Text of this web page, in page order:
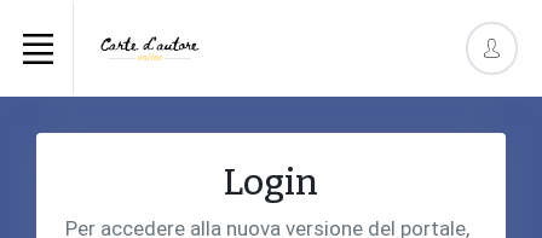
Login
Per accedere alla nuova versione del portale,